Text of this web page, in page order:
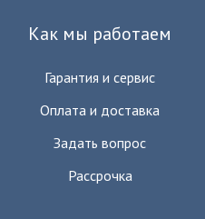
Как мы работаем
Гарантия и сервис
Оплата и доставка
Задать вопрос
Рассрочка